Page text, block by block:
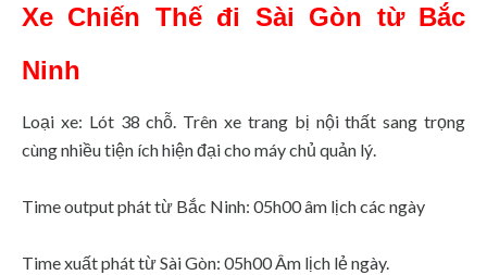
Xe Chiến Thế đi Sài Gòn từ Bắc
Ninh
Loại xe: Lót 38 chỗ. Trên xe trang bị nội thất sang trọng
cùng nhiều tiện ích hiện đại cho máy chủ quản lý.
Time output phát từ Bắc Ninh: 05h00 âm lịch các ngày
Time xuất phát từ Sài Gòn: 05h00 Âm lịch lẻ ngày.